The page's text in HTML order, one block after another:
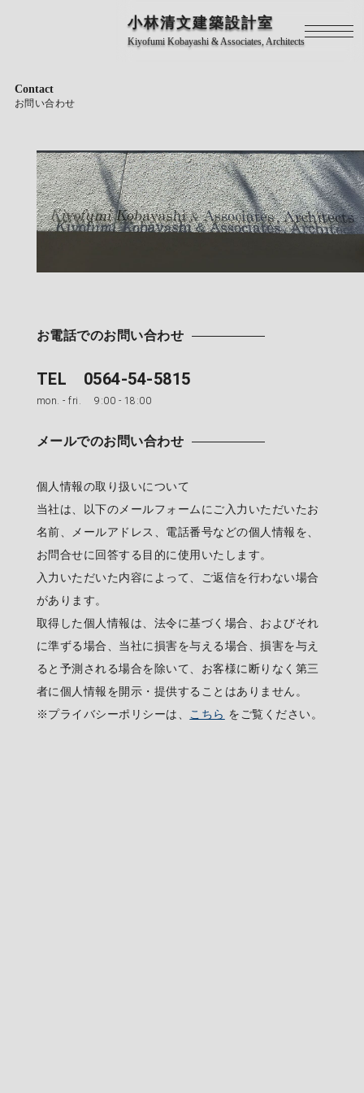
小林清文建築設計室
Kiyofumi Kobayashi & Associates, Architects
Contact
お問い合わせ
お電話でのお問い合わせ
TEL 0564-54-5815
mon. - fri. 9:00 - 18:00
メールでのお問い合わせ
個人情報の取り扱いについて
当社は、以下のメールフォームにご入力いただいたお
名前、メールアドレス、電話番号などの個人情報を、
お問合せに回答する目的に使用いたします。
入力いただいた内容によって、ご返信を行わない場合
があります。
取得した個人情報は、法令に基づく場合、およびそれ
に準ずる場合、当社に損害を与える場合、損害を与え
ると予測される場合を除いて、お客様に断りなく第三
者に個人情報を開示・提供することはありません。
※プライバシーポリシーは、 こちら をご覧ください。